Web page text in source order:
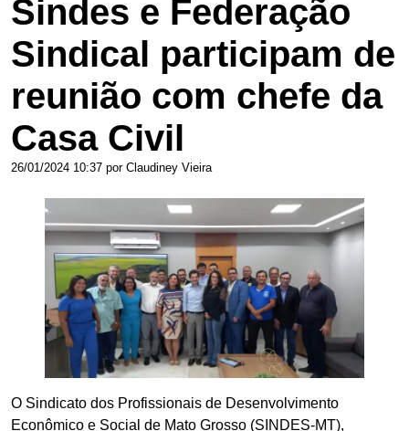
Sindes e Federação
Sindical participam de
reunião com chefe da
Casa Civil
26/01/2024 10:37 por Claudiney Vieira
O Sindicato dos Profissionais de Desenvolvimento
Econômico e Social de Mato Grosso (SINDES-MT),